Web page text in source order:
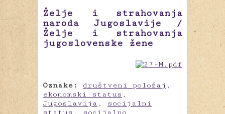
Želje i strahovanja
naroda Jugoslavije /
Želje i strahovanja
jugoslovenske žene
Oznake: društveni položaj ,
ekonomski status ,
Jugoslavija ,
socijalni